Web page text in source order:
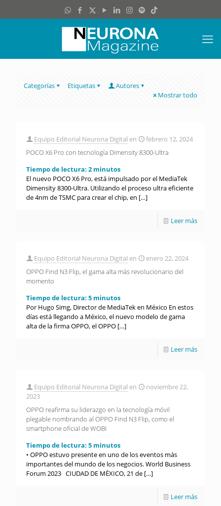
Categorías Etiquetas
Autores
Mostrar todo
Equipo Editorial Neurona Digital en
febrero 12, 2024
POCO X6 Pro con tecnología Dimensity 8300-Ultra
Tiempo de lectura: 2 minutos
El nuevo POCO X6 Pro, está impulsado por el MediaTek
Dimensity 8300-Ultra. Utilizando el proceso ultra eficiente
de 4nm de TSMC para crear el chip, en […]
Leer más
Equipo Editorial Neurona Digital en
enero 22, 2024
OPPO Find N3 Flip, el gama alta más revolucionario del
momento
Tiempo de lectura: 5 minutos
Por Hugo Simg, Director de MediaTek en México En estos
días está llegando a México, el nuevo modelo de gama
alta de la firma OPPO, el OPPO […]
Leer más
Equipo Editorial Neurona Digital en
noviembre 22,
2023
OPPO reafirma su liderazgo en la tecnología móvil
plegable nombrando al OPPO Find N3 Flip, como el
smartphone oficial de WOBI
Tiempo de lectura: 5 minutos
• OPPO estuvo presente en uno de los eventos más
importantes del mundo de los negocios. World Business
Forum 2023 CIUDAD DE MÉXICO, 21 de […]
Leer más